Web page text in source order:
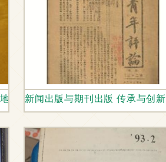
位与发展趋势
新闻出版与期刊出版 传承与创